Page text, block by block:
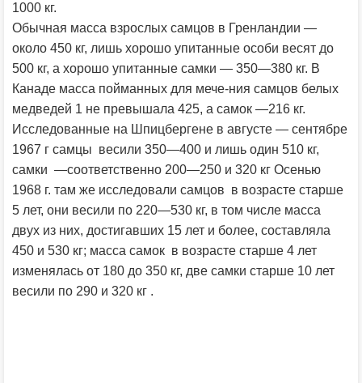
1000 кг.
Обычная масса взрослых самцов в Гренландии —
около 450 кг, лишь хорошо упитанные особи весят до
500 кг, а хорошо упитанные самки — 350—380 кг. В
Канаде масса пойманных для мече-ния самцов белых
медведей 1 не превышала 425, а самок —216 кг.
Исследованные на Шпицбергене в августе — сентябре
1967 г самцы весили 350—400 и лишь один 510 кг,
самки —соответственно 200—250 и 320 кг Осенью
1968 г. там же исследовали самцов в возрасте старше
5 лет, они весили по 220—530 кг, в том числе масса
двух из них, достигавших 15 лет и более, составляла
450 и 530 кг; масса самок в возрасте старше 4 лет
изменялась от 180 до 350 кг, две самки старше 10 лет
весили по 290 и 320 кг .